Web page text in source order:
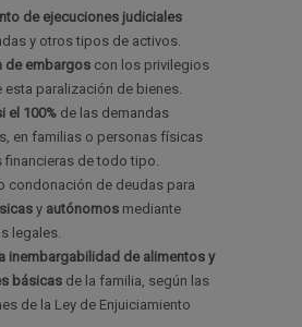
de ejecuciones judiciales
y otros tipos de activos.
de embargos con los privilegios
esta paralización de bienes.
el 100% de las demandas
, en familias o personas físicas
financieras de todo tipo.
condonación de deudas para
y autónomos mediante
legales.
inembargabilidad de alimentos y
básicas de la familia, según las
de la Ley de Enjuiciamiento